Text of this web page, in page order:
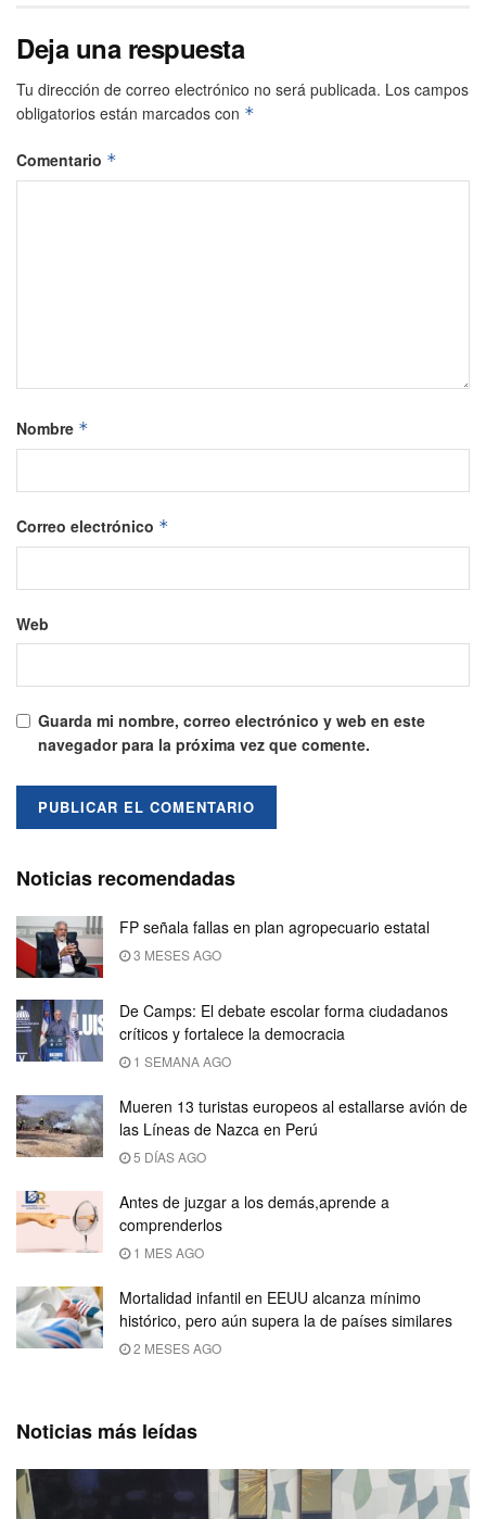
Deja una respuesta
Tu dirección de correo electrónico no será publicada. Los campos
obligatorios están marcados con *
Comentario *
Nombre *
Correo electrónico *
Web
Guarda mi nombre, correo electrónico y web en este
navegador para la próxima vez que comente.
Noticias recomendadas
FP señala fallas en plan agropecuario estatal
3 MESES AGO
De Camps: El debate escolar forma ciudadanos
críticos y fortalece la democracia
1 SEMANA AGO
Mueren 13 turistas europeos al estallarse avión de
las Líneas de Nazca en Perú
5 DÍAS AGO
Antes de juzgar a los demás,aprende a
comprenderlos
1 MES AGO
Mortalidad infantil en EEUU alcanza mínimo
histórico, pero aún supera la de países similares
2 MESES AGO
Noticias más leídas